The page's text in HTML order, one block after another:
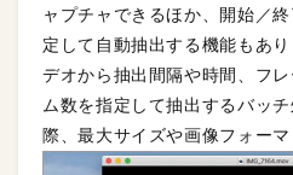
ャプチャできるほか、開始／
定して自動抽出する機能もあ
デオから抽出間隔や時間、フ
ム数を指定して抽出するバッ
際、最大サイズや画像フォー